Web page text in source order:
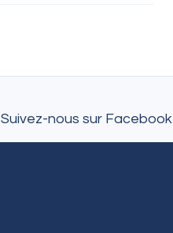
Suivez-nous sur Facebook